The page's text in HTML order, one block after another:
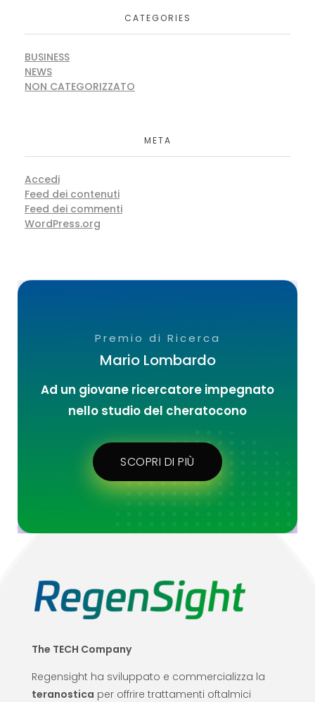
CATEGORIES
BUSINESS
NEWS
NON CATEGORIZZATO
META
Accedi
Feed dei contenuti
Feed dei commenti
WordPress.org
Premio di Ricerca
Mario Lombardo
Ad un giovane ricercatore impegnato
nello studio del cheratocono
SCOPRI DI PIÙ
The TECH Company
Regensight ha sviluppato e commercializza la
teranostica per offrire trattamenti oftalmici